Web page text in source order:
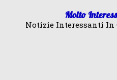
Molto
Notizie Interessanti In